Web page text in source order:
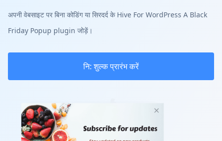
अपनी वेबसाइट पर बिना कोडिंग या सिरदर्द के Hive For WordPress A Black
Friday Popup plugin जोड़ें।
नि: शुल्क प्रारंभ करें